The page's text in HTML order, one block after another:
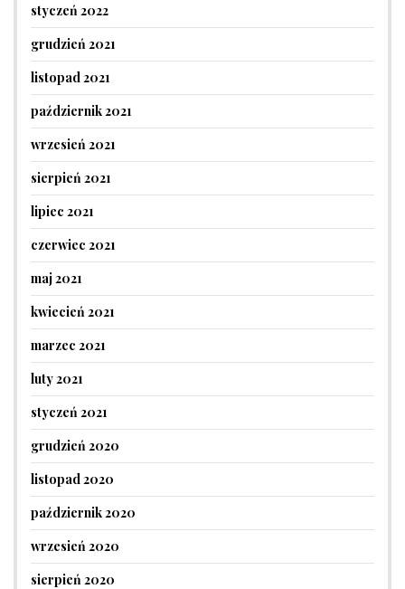
styczeń 2022
grudzień 2021
listopad 2021
październik 2021
wrzesień 2021
sierpień 2021
lipiec 2021
czerwiec 2021
maj 2021
kwiecień 2021
marzec 2021
luty 2021
styczeń 2021
grudzień 2020
listopad 2020
październik 2020
wrzesień 2020
sierpień 2020